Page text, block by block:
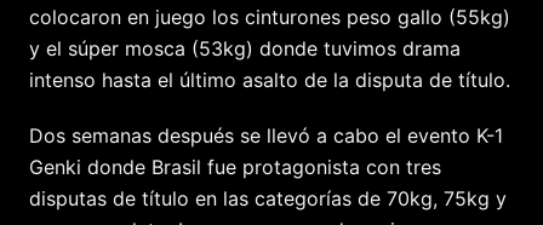
colocaron en juego los cinturones peso gallo (55kg)
y el súper mosca (53kg) donde tuvimos drama
intenso hasta el último asalto de la disputa de título.
Dos semanas después se llevó a cabo el evento K-1
Genki donde Brasil fue protagonista con tres
disputas de título en las categorías de 70kg, 75kg y